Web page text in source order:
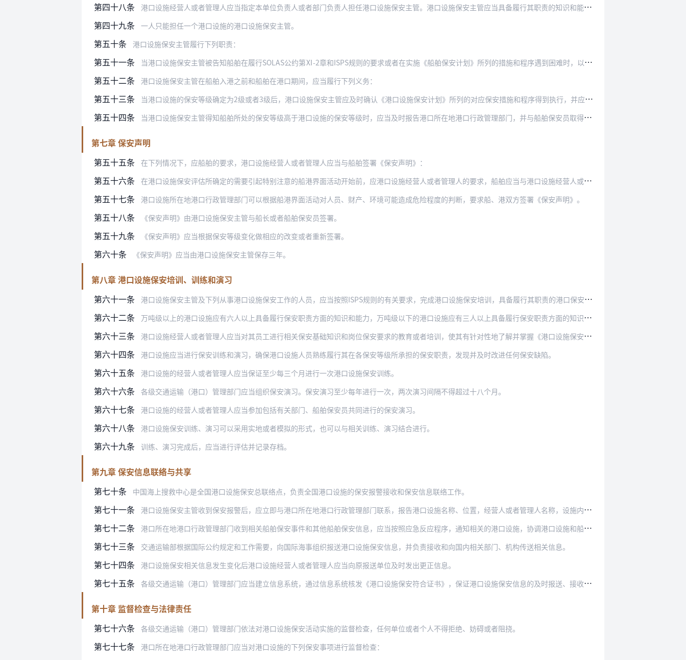
第四十八条
港口设施经营人或者管理人应当指定本单位负责人或者部门负责人担任港口设施保安主管。港口设施保安主管应当具备履行其职责的知识和能力。
第四十九条 一人只能担任一个港口设施的港口设施保安主管。
第五十条 港口设施保安主管履行下列职责：
第五十一条 当港口设施保安主管被告知船舶在履行SOLAS公约第Ⅺ-2章和ISPS规则的要求或者在实施《船舶保安计划》所列的措施和程序遇到困难时，以及在港口设施处于3级保安的…
第五十二条 港口设施保安主管在船舶入港之前和船舶在港口期间，应当履行下列义务：
第五十三条 当港口设施的保安等级确定为2级或者3级后，港口设施保安主管应及时确认《港口设施保安计划》所列的对应保安措施和程序得到执行，并应当立即与相关船公司和船舶保安员取得…
第五十四条 当港口设施保安主管得知船舶所处的保安等级高于港口设施的保安等级时，应当及时报告港口所在地港口行政管理部门，并与船舶保安员取得联系并协调适当的行动，包括按照各自的…
第七章 保安声明
第五十五条
在下列情况下，应船舶的要求，港口设施经营人或者管理人应当与船舶签署《保安声明》：
第五十六条 在港口设施保安评估所确定的需要引起特别注意的船港界面活动开始前，应港口设施经营人或者管理人的要求，船舶应当与港口设施经营人或者管理人签署《保安声明》。
第五十七条 港口设施所在地港口行政管理部门可以根据船港界面活动对人员、财产、环境可能造成危险程度的判断，要求船、港双方签署《保安声明》。
第五十八条 《保安声明》由港口设施保安主管与船长或者船舶保安员签署。
第五十九条 《保安声明》应当根据保安等级变化做相应的改变或者重新签署。
第六十条 《保安声明》应当由港口设施保安主管保存三年。
第八章 港口设施保安培训、训练和演习
第六十一条
港口设施保安主管及下列从事港口设施保安工作的人员，应当按照ISPS规则的有关要求，完成港口设施保安培训，具备履行其职责的港口保安管理、港口保安设备设施应用、港口…
第六十二条 万吨级以上的港口设施应有六人以上具备履行保安职责方面的知识和能力，万吨级以下的港口设施应有三人以上具备履行保安职责方面的知识和能力。
第六十三条 港口设施经营人或者管理人应当对其员工进行相关保安基础知识和岗位保安要求的教育或者培训，使其有针对性地了解并掌握《港口设施保安计划》中与其职责相关的内容，并保证其…
第六十四条 港口设施应当进行保安训练和演习，确保港口设施人员熟练履行其在各保安等级所承担的保安职责，发现并及时改进任何保安缺陷。
第六十五条 港口设施的经营人或者管理人应当保证至少每三个月进行一次港口设施保安训练。
第六十六条 各级交通运输（港口）管理部门应当组织保安演习。保安演习至少每年进行一次，两次演习间隔不得超过十八个月。
第六十七条 港口设施的经营人或者管理人应当参加包括有关部门、船舶保安员共同进行的保安演习。
第六十八条 港口设施保安训练、演习可以采用实地或者模拟的形式，也可以与相关训练、演习结合进行。
第六十九条 训练、演习完成后，应当进行评估并记录存档。
第九章 保安信息联络与共享
第七十条
中国海上搜救中心是全国港口设施保安总联络点，负责全国港口设施的保安报警接收和保安信息联络工作。
第七十一条 港口设施保安主管收到保安报警后，应立即与港口所在地港口行政管理部门联系，报告港口设施名称、位置，经营人或者管理人名称，设施内相关船舶、人员和货物，受到的保安威胁…
第七十二条 港口所在地港口行政管理部门收到相关船舶保安事件和其他船舶保安信息，应当按照应急反应程序，通知相关的港口设施，协调港口设施和船舶的保安行动。
第七十三条 交通运输部根据国际公约规定和工作需要，向国际海事组织报送港口设施保安信息，并负责接收和向国内相关部门、机构传送相关信息。
第七十四条 港口设施保安相关信息发生变化后港口设施经营人或者管理人应当向原报送单位及时发出更正信息。
第七十五条 各级交通运输（港口）管理部门应当建立信息系统，通过信息系统核发《港口设施保安符合证书》，保证港口设施保安信息的及时报送、接收、分析、转发和共享。
第十章 监督检查与法律责任
第七十六条
各级交通运输（港口）管理部门依法对港口设施保安活动实施的监督检查，任何单位或者个人不得拒绝、妨碍或者阻挠。
第七十七条 港口所在地港口行政管理部门应当对港口设施的下列保安事项进行监督检查：